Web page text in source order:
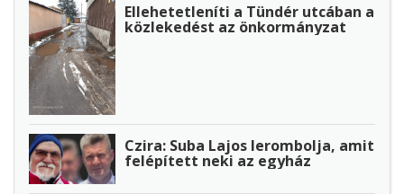
Ellehetetleníti a Tündér utcában a
közlekedést az önkormányzat
Czira: Suba Lajos lerombolja, amit
felépített neki az egyház